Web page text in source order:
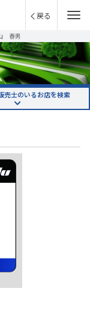
戻る
春男
売士のいるお店を検索